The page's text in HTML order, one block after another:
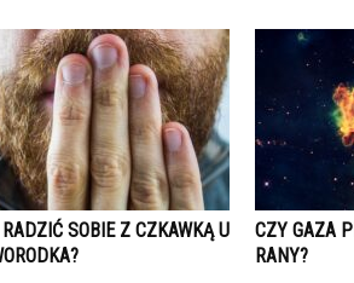
SOBIE Z CZKAWKĄ U
CZY GAZA
RANY?